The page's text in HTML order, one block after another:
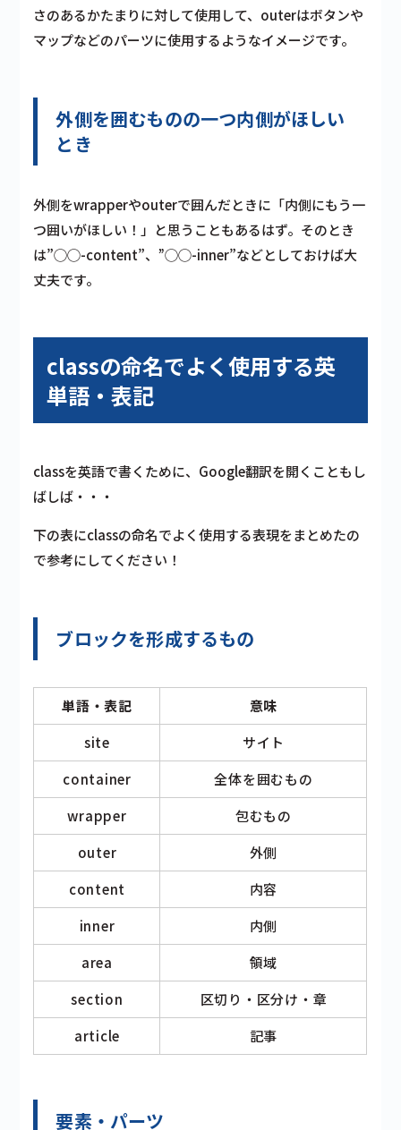
さのあるかたまりに対して使用して、outerはボタンや
マップなどのパーツに使用するようなイメージです。
外側を囲むものの一つ内側がほしい
とき
外側をwrapperやouterで囲んだときに「内側にもう一
つ囲いがほしい！」と思うこともあるはず。そのとき
は”◯◯-content”、”◯◯-inner”などとしておけば大
丈夫です。
classの命名でよく使用する英
単語・表記
classを英語で書くために、Google翻訳を開くこともし
ばしば・・・
下の表にclassの命名でよく使用する表現をまとめたの
で参考にしてください！
ブロックを形成するもの
単語・表記
意味
site
サイト
container
全体を囲むもの
wrapper
包むもの
outer
外側
content
内容
inner
内側
area
領域
section
区切り・区分け・章
article
記事
要素・パーツ